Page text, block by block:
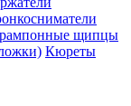
щипцы
Кюреты